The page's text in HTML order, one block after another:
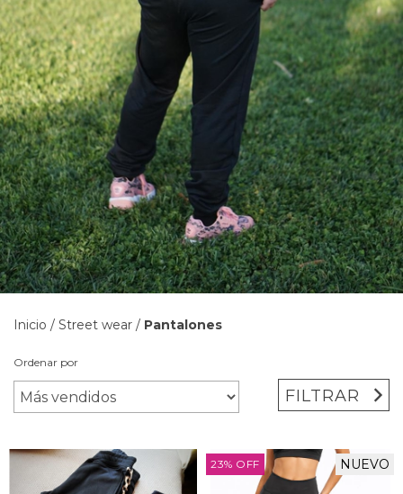
Inicio / Street wear / Pantalones
Ordenar por
FILTRAR
23% OFF NUEVO